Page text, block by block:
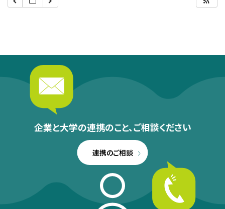
企業と大学の連携のこと、ご相談ください
連携のご相談